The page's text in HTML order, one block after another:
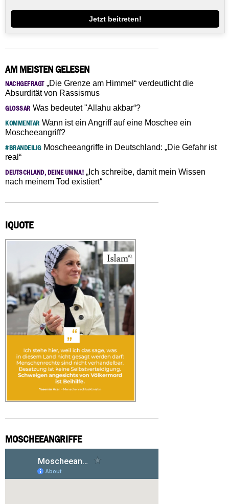
Jetzt beitreten!
AM MEISTEN GELESEN
NACHGEFRAGT„Die Grenze am Himmel“ verdeutlicht die
Absurdität von Rassismus
GLOSSAR Was bedeutet "Allahu akbar“?
KOMMENTAR Wann ist ein Angriff auf eine Moschee ein
Moscheeangriff?
#BRANDEILIGMoscheeangriffe in Deutschland: „Die Gefahr ist
real“
DEUTSCHLAND, DEINE UMMA! „Ich schreibe, damit mein Wissen
nach meinem Tod existiert“
IQUOTE
MOSCHEEANGRIFFE